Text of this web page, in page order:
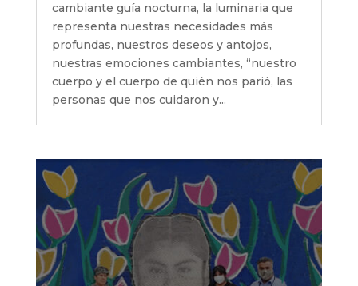
cambiante guía nocturna, la luminaria que
representa nuestras necesidades más
profundas, nuestros deseos y antojos,
nuestras emociones cambiantes, “nuestro
cuerpo y el cuerpo de quién nos parió, las
personas que nos cuidaron y...